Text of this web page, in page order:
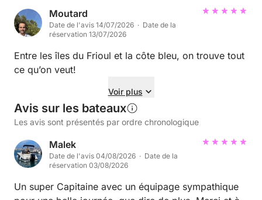
Moutard
Date de l'avis 14/07/2026 · Date de la
réservation 13/07/2026
Entre les îles du Frioul et la côte bleu, on trouve tout
ce qu’on veut!
Voir plus
Avis sur les bateaux
Les avis sont présentés par ordre chronologique
Malek
Date de l'avis 04/08/2026 · Date de la
réservation 03/08/2026
Un super Capitaine avec un équipage sympathique